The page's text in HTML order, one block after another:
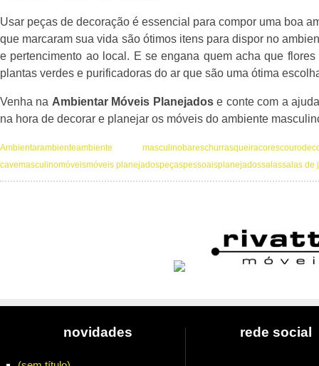
Usar peças de decoração é essencial para compor uma boa
que marcaram sua vida são ótimos itens para dispor no
e pertencimento ao local. E se engana quem acha que
plantas verdes e purificadoras do ar que são uma ótima
Venha na Ambientar Móveis Planejadose conte com a
na hora de decorar e planejar os móveis do ambiente
Ambientarambienteambiente masculinobareschurrasqueiracorescouro
cavemasculinomóveismóveis planejadospeçaspessoaisplanejadossalassalas de
novidades rede social